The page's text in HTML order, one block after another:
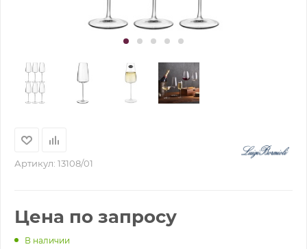
Артикул: 13108/01
Цена по запросу
В наличии